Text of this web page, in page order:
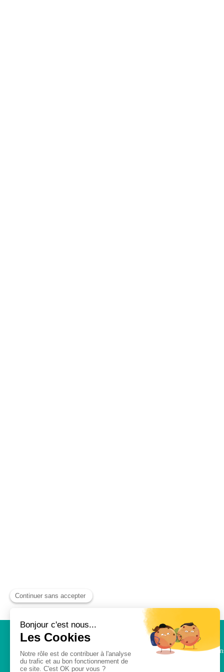
Aline Lary Facon hypnothérapeutedepuis
2018. Elle vous reçoit dans ses cabinets à
à Jouy le Potier OU en visio.